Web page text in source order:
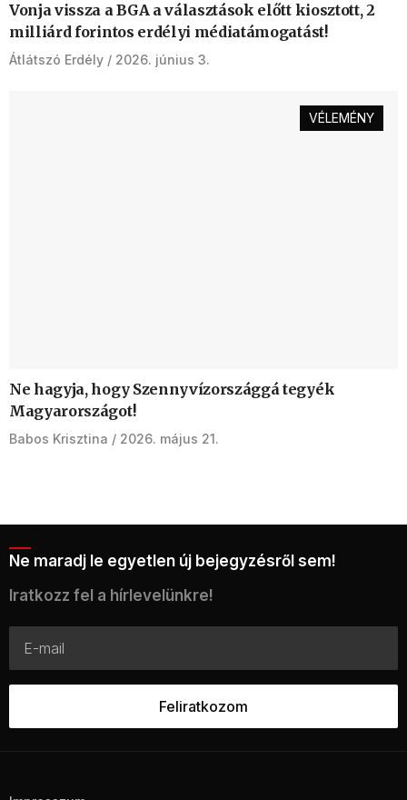
Vonja vissza a BGA a választások előtt kiosztott, 2
milliárd forintos erdélyi médiatámogatást!
Átlátszó Erdély 2026. június 3.
VÉLEMÉNY
Ne hagyja, hogy Szennyvízországgá tegyék
Magyarországot!
Babos Krisztina 2026. május 21.
Ne maradj le egyetlen új bejegyzésről sem!
Iratkozz fel a hírlevelünkre!